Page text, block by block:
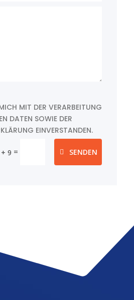
MIT DER VERARBEITUNG
DATEN SOWIE DER
EINVERSTANDEN.
9 = SENDEN